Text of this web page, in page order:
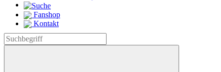
Fanshop
Kontakt